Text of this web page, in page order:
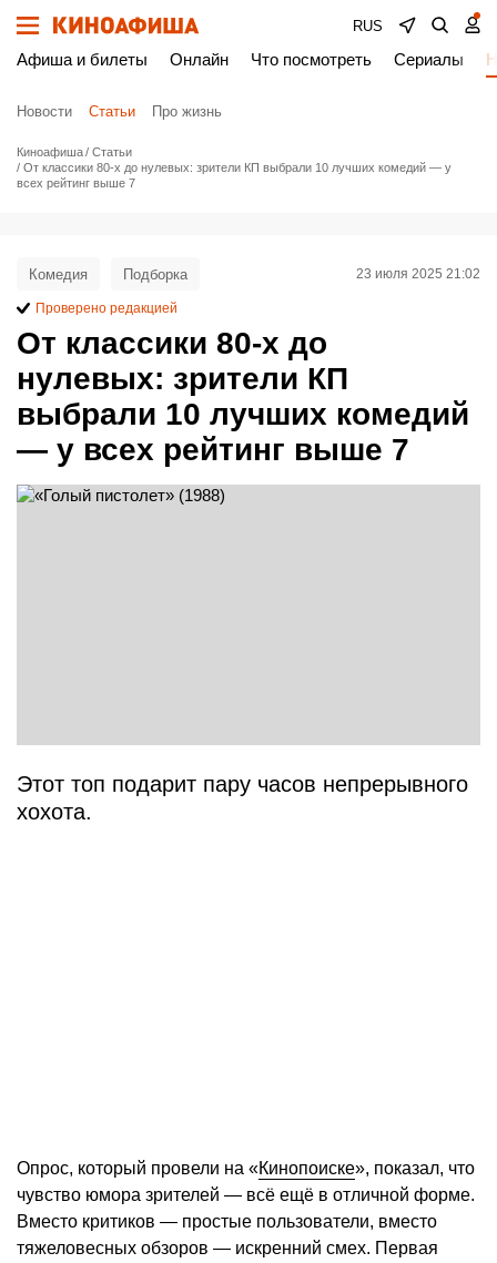
RUS
Афиша и билеты Онлайн Что посмотреть Сериалы
Новости Статьи Про жизнь
Киноафиша
Статьи
От классики 80‑х до нулевых: зрители КП выбрали 10 лучших комедий — у
всех рейтинг выше 7
От классики 80‑х до
нулевых: зрители КП
выбрали 10 лучших комедий
— у всех рейтинг выше 7
Комедия Подборка 23 июля 2025 21:02
Проверено редакцией
Этот топ подарит пару часов непрерывного
хохота.
Опрос, который провели на «Кинопоиске», показал, что
чувство юмора зрителей — всё ещё в отличной форме.
Вместо критиков — простые пользователи, вместо
тяжеловесных обзоров — искренний смех. Первая